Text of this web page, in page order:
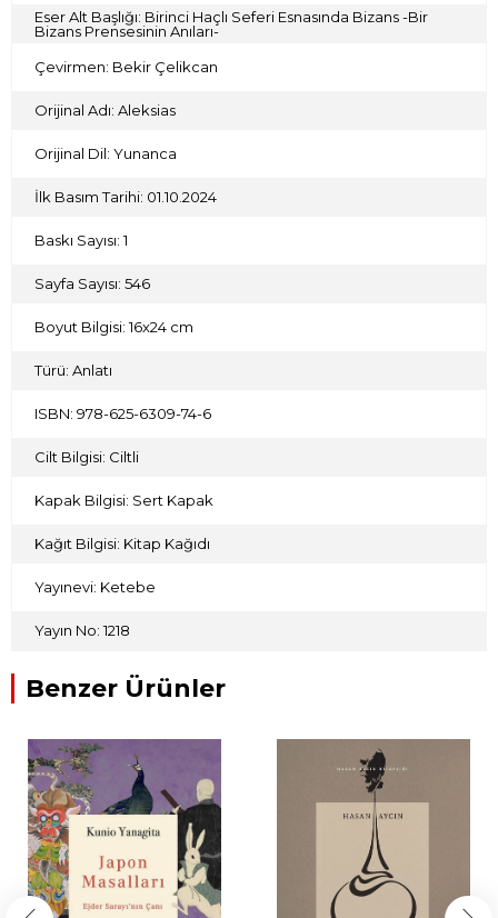
Eser Alt Başlığı: Birinci Haçlı Seferi Esnasında Bizans -Bir
Bizans Prensesinin Anıları-
Çevirmen: Bekir Çelikcan
Orijinal Adı: Aleksias
Orijinal Dil: Yunanca
İlk Basım Tarihi: 01.10.2024
Baskı Sayısı: 1
Sayfa Sayısı: 546
Boyut Bilgisi: 16x24 cm
Türü: Anlatı
ISBN: 978-625-6309-74-6
Cilt Bilgisi: Ciltli
Kapak Bilgisi: Sert Kapak
Kağıt Bilgisi: Kitap Kağıdı
Yayınevi: Ketebe
Yayın No: 1218
Benzer Ürünler